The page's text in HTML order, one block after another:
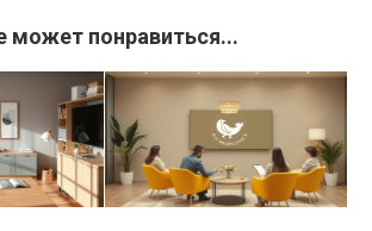
может понравиться...